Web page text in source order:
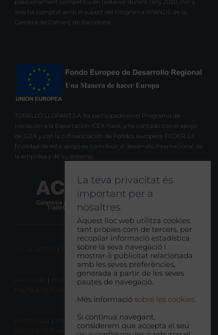
posicionament competitiu en l’exterior durant l’any 2020. Per a
això ha comptat amb el suport del Programa XPANDE de la
Cambra de Comerç de Barcelona.
TORELLO LLOPART,S.A. ha participado en el Programa de
Iniciación a la Exportación ICEX-Next, y ha contado con el apoyo
de ICEX y con la cofinanciación de Fondos europeos FEDER. La
finalidad de este apoyo es contribuir al desarrollo internacional de
la empresa y de su entorno.
LEGAL NOTICE | COOKIE CONSENT|RESPONSIBLE TOURISM POLICY
AVIS LEGAL | POLÍTICA DE COOKIES| POLÍTICA DE PRIVACITAT
POLÍTICA DE TURISME RESPONSABLE
AVISO LEGAL | POLÍTICA DE COOKIES | POLÍTICA DE PRIVACIDAD
POLÍTICA DE TURISMO RESPONSABLE
La teva privacitat és
important per a
nosaltres
Aquest lloc web utilitza cookies,
tant pròpies com de tercers, per
recopilar informació estadística
sobre la seva navegació i
mostrar-li publicitat relacionada
amb les seves preferències,
generada a partir de les seves
pautes de navegació.
Més informació sobre les cookies.
Si continua navegant,
considerem que accepta el seu